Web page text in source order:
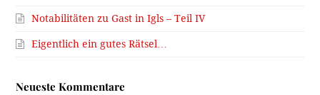
Notabilitäten zu Gast in Igls – Teil IV
Eigentlich ein gutes Rätsel…
Neueste Kommentare